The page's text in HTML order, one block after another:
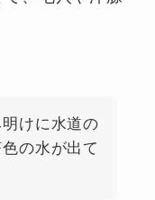
けに水道の
の水が出て